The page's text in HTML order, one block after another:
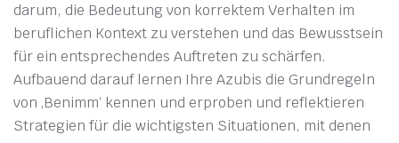
darum, die Bedeutung von korrektem Verhalten im
beruflichen Kontext zu verstehen und das Bewusstsein
für ein entsprechendes Auftreten zu schärfen.
Aufbauend darauf lernen Ihre Azubis die Grundregeln
von ‚Benimm‘ kennen und erproben und reflektieren
Strategien für die wichtigsten Situationen, mit denen